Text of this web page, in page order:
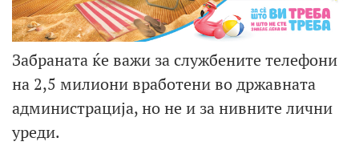
Забраната ќе важи за службените телефони
на 2,5 милиони вработени во државната
администрација, но не и за нивните лични
уреди.